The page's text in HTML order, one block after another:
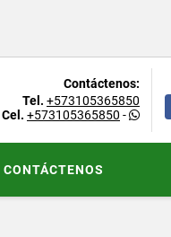
Contáctenos:
Tel. +573105365850
Cel. +573105365850 -
CONTÁCTENOS